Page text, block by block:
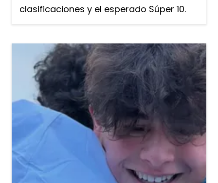
clasificaciones y el esperado Súper 10.